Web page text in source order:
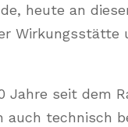
heute an
Wirkungsstätte
Jahre seit dem
auch technisch